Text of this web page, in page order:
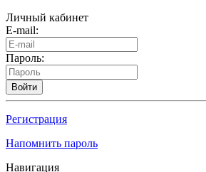
Личный кабинет
E-mail:
Пароль:
Войти
Регистрация
Напомнить пароль
Навигация